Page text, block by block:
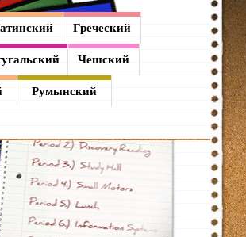
Греческий
Чешский
Румынский